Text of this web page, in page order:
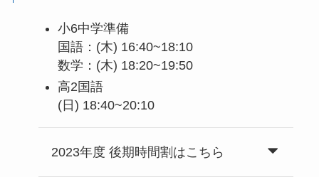
小6中学準備
国語：(木) 16:40~18:10
数学：(木) 18:20~19:50
高2国語
(日) 18:40~20:10
2023年度 後期時間割はこちら